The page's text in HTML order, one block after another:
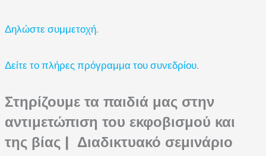
Δηλώστε συμμετοχή.
Δείτε το πλήρες πρόγραμμα του συνεδρίου.
Στηρίζουμε τα παιδιά μας στην
αντιμετώπιση του εκφοβισμού και
της βίας | Διαδικτυακό σεμινάριο